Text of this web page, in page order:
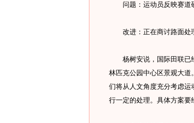
问题：运动员反映赛道
改进：正在商讨路面处
杨树安说，国际田联已
林匹克公园中心区景观大
们将从人文角度充分考虑
行一定的处理。具体方案要